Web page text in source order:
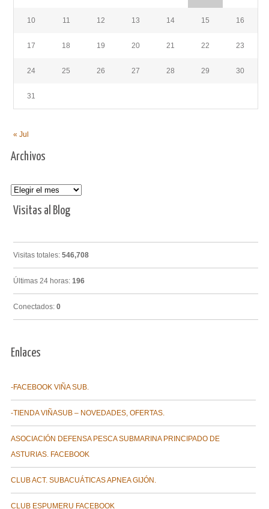
10 11 12 13 14 15 16
17 18 19 20 21 22 23
24 25 26 27 28 29 30
31
« Jul
Archivos
Archivos
Visitas al Blog
Visitas totales: 546,708
Últimas 24 horas: 196
Conectados: 0
Enlaces
-FACEBOOK VIÑA SUB.
-TIENDA VIÑASUB – NOVEDADES, OFERTAS.
ASOCIACIÓN DEFENSA PESCA SUBMARINA PRINCIPADO DE
ASTURIAS. FACEBOOK
CLUB ACT. SUBACUÁTICAS APNEA GIJÓN.
CLUB ESPUMERU FACEBOOK